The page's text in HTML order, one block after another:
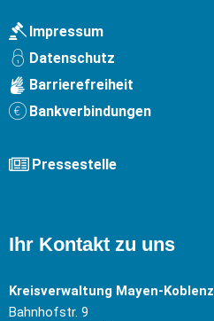
Impressum
Datenschutz
Barrierefreiheit
Bankverbindungen
Pressestelle
Ihr Kontakt zu uns
Kreisverwaltung Mayen-Koblenz
Bahnhofstr. 9